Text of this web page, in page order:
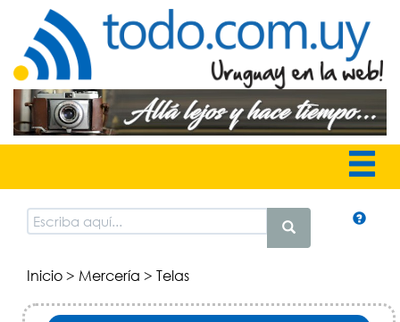
Inicio> Mercería > Telas